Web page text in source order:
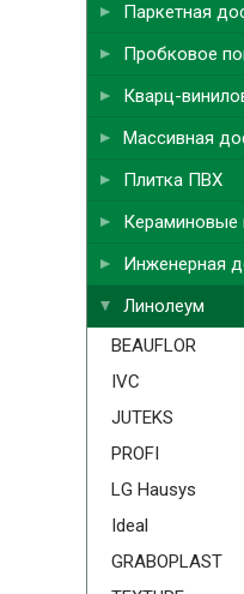
Паркетная
Пробковое
Кварц-
Массивная
Плитка ПВХ
Кераминовые
Инженерная
Линолеум
BEAUFLOR
IVC
JUTEKS
PROFI
LG Hausys
Ideal
GRABOPLAST